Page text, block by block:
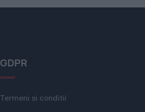
GDPR
Termeni si conditii